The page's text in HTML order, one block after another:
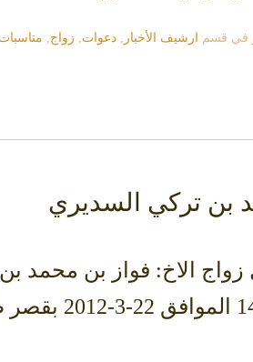
في قسم ارشيف الأخبار , دعوات, زواج, مناسبات
بن تركي السديري
مساء يوم